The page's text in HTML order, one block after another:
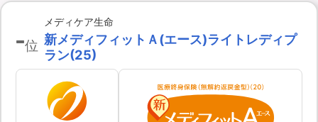
-位
メディケア生命
新メディフィットＡ(エース)ライトレディプ
ラン(25)